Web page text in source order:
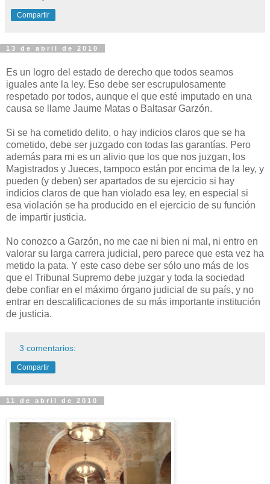
Compartir
13 de abril de 2010
Es un logro del estado de derecho que todos seamos
iguales ante la ley. Eso debe ser escrupulosamente
respetado por todos, aunque el que esté imputado en una
causa se llame Jaume Matas o Baltasar Garzón.
Si se ha cometido delito, o hay indicios claros que se ha
cometido, debe ser juzgado con todas las garantías. Pero
además para mi es un alivio que los que nos juzgan, los
Magistrados y Jueces, tampoco están por encima de la ley, y
pueden (y deben) ser apartados de su ejercicio si hay
indicios claros de que han violado esa ley, en especial si
esa violación se ha producido en el ejercicio de su función
de impartir justicia.
No conozco a Garzón, no me cae ni bien ni mal, ni entro en
valorar su larga carrera judicial, pero parece que esta vez ha
metido la pata. Y este caso debe ser sólo uno más de los
que el Tribunal Supremo debe juzgar y toda la sociedad
debe confiar en el máximo órgano judicial de su país, y no
entrar en descalificaciones de su más importante institución
de justicia.
3 comentarios:
Compartir
11 de abril de 2010